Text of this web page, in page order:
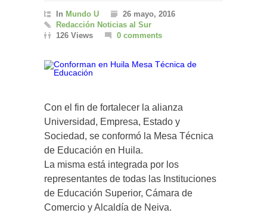
In Mundo U
26 mayo, 2016
Redacción Noticias al Sur
126 Views
0 comments
Con el fin de fortalecer la alianza
Universidad, Empresa, Estado y
Sociedad, se conformó la Mesa Técnica
de Educación en Huila.
La misma está integrada por los
representantes de todas las Instituciones
de Educación Superior, Cámara de
Comercio y Alcaldía de Neiva.